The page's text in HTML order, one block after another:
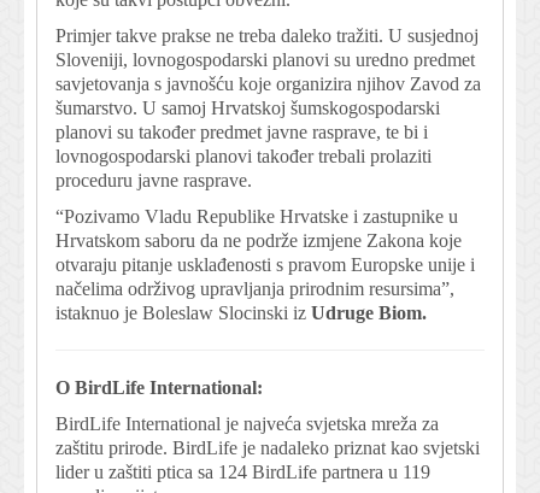
Primjer takve prakse ne treba daleko tražiti. U susjednoj
Sloveniji, lovnogospodarski planovi su uredno predmet
savjetovanja s javnošću koje organizira njihov Zavod za
šumarstvo. U samoj Hrvatskoj šumskogospodarski
planovi su također predmet javne rasprave, te bi i
lovnogospodarski planovi također trebali prolaziti
proceduru javne rasprave.
“Pozivamo Vladu Republike Hrvatske i zastupnike u
Hrvatskom saboru da ne podrže izmjene Zakona koje
otvaraju pitanje usklađenosti s pravom Europske unije i
načelima održivog upravljanja prirodnim resursima”,
istaknuo je Boleslaw Slocinski iz Udruge Biom.
O BirdLife International:
BirdLife International je najveća svjetska mreža za
zaštitu prirode. BirdLife je nadaleko priznat kao svjetski
lider u zaštiti ptica sa 124 BirdLife partnera u 119